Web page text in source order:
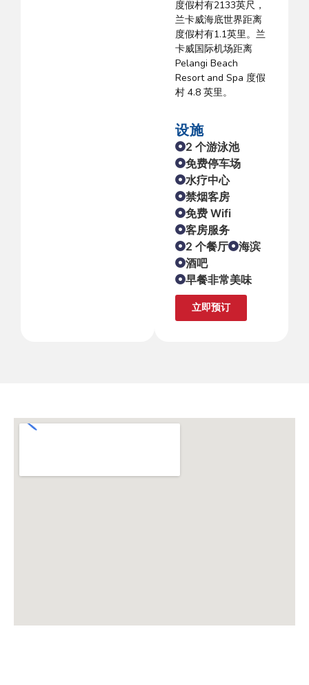
度假村有2133英尺，
兰卡威海底世界距离
度假村有1.1英里。兰
卡威国际机场距离
Pelangi Beach
Resort and Spa 度假
村 4.8 英里。
设施
2 个游泳池
免费停车场
水疗中心
禁烟客房
免费 Wifi
客房服务
2 个餐厅
海滨
酒吧
早餐非常美味
立即预订